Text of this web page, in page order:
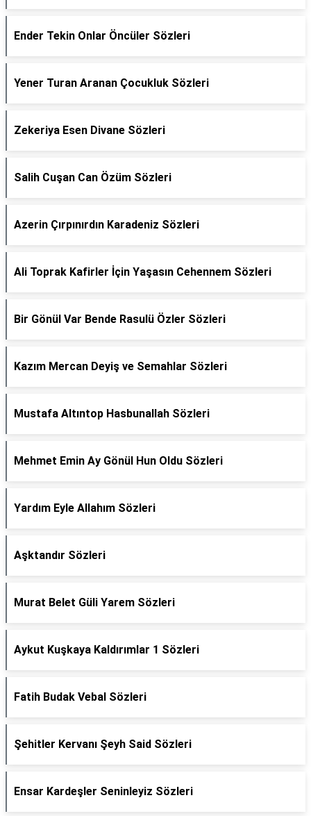
Ender Tekin Onlar Öncüler Sözleri
Yener Turan Aranan Çocukluk Sözleri
Zekeriya Esen Divane Sözleri
Salih Cuşan Can Özüm Sözleri
Azerin Çırpınırdın Karadeniz Sözleri
Ali Toprak Kafirler İçin Yaşasın Cehennem Sözleri
Bir Gönül Var Bende Rasulü Özler Sözleri
Kazım Mercan Deyiş ve Semahlar Sözleri
Mustafa Altıntop Hasbunallah Sözleri
Mehmet Emin Ay Gönül Hun Oldu Sözleri
Yardım Eyle Allahım Sözleri
Aşktandır Sözleri
Murat Belet Güli Yarem Sözleri
Aykut Kuşkaya Kaldırımlar 1 Sözleri
Fatih Budak Vebal Sözleri
Şehitler Kervanı Şeyh Said Sözleri
Ensar Kardeşler Seninleyiz Sözleri